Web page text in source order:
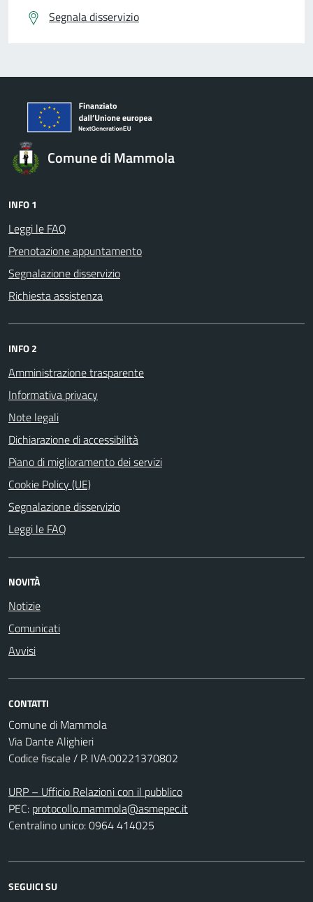
Segnala disservizio
Comune di Mammola
INFO 1
Leggi le FAQ
Prenotazione appuntamento
Segnalazione disservizio
Richiesta assistenza
INFO 2
Amministrazione trasparente
Informativa privacy
Note legali
Dichiarazione di accessibilità
Piano di miglioramento dei servizi
Cookie Policy (UE)
Segnalazione disservizio
Leggi le FAQ
NOVITÀ
Notizie
Comunicati
Avvisi
CONTATTI
Comune di Mammola
Via Dante Alighieri
Codice fiscale / P. IVA:00221370802
URP – Ufficio Relazioni con il pubblico
PEC: protocollo.mammola@asmepec.it
Centralino unico: 0964 414025
SEGUICI SU